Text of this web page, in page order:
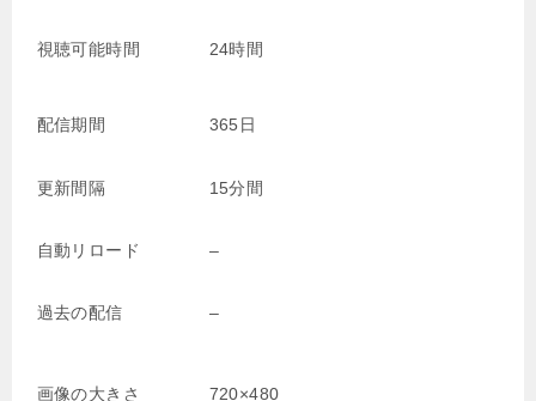
視聴可能時間 24時間
配信期間 365日
更新間隔 15分間
自動リロード –
過去の配信 –
画像の大きさ 720×480